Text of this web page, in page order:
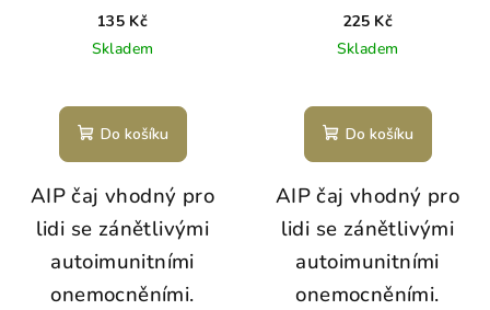
135 Kč
Skladem
Do košíku
AIP čaj vhodný pro
lidi se zánětlivými
autoimunitními
onemocněními.
225 Kč
Skladem
Do košíku
AIP čaj vhodný pro
lidi se zánětlivými
autoimunitními
onemocněními.